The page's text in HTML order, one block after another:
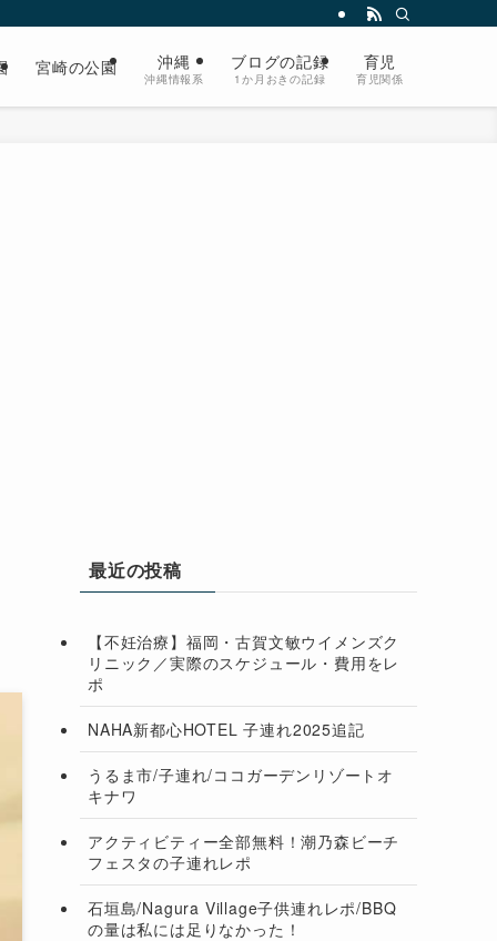
宮崎の公園 沖縄
沖縄情報系
ブログの記録
1か月おきの記録
育児
育児関係
最近の投稿
【不妊治療】福岡・古賀文敏ウイメンズク
リニック／実際のスケジュール・費用をレ
ポ
NAHA新都心HOTEL 子連れ2025追記
うるま市/子連れ/ココガーデンリゾートオ
キナワ
アクティビティー全部無料！潮乃森ビーチ
フェスタの子連れレポ
石垣島/Nagura Village子供連れレポ/BBQ
の量は私には足りなかった！